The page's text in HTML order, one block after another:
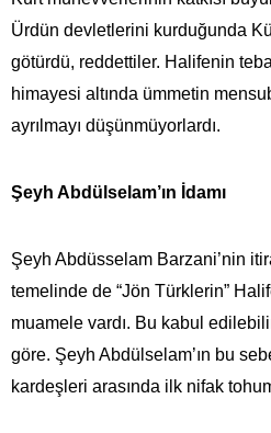
Ürdün devletlerini kurduğunda
götürdü, reddettiler. Halifenin
himayesi altında ümmetin
ayrılmayı düşünmüyorlardı.
Şeyh Abdülselam’ın İdamı
Şeyh Abdüsselam Barzani’nin
temelinde de “Jön Türklerin”
muamele vardı. Bu kabul
göre. Şeyh Abdülselam’ın bu
kardeşleri arasında ilk nifak